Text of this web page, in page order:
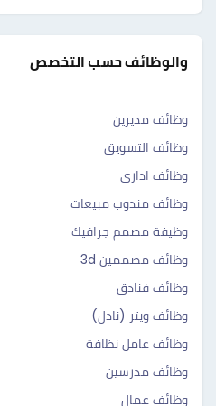
والوظائف حسب التخصص
وظائف مديرين
وظائف التسويق
وظائف اداري
وظائف مندوب مبيعات
وظيفة مصمم جرافيك
وظائف مصممين 3d
وظائف فنادق
وظائف ويتر (نادل)
وظائف عامل نظافة
وظائف مدرسين
وظائف عمال